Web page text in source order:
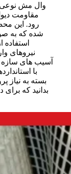
وال مش نوعی
مقاومت
رود. این
شده که به
نیروهای
آسیب های
با
بسته به نیاز
بدانید که برای